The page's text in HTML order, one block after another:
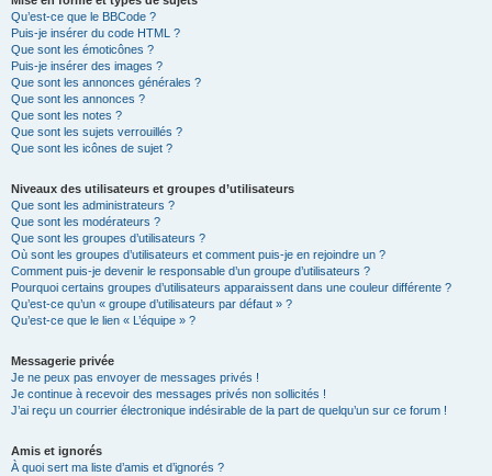
Qu’est-ce que le BBCode ?
Puis-je insérer du code HTML ?
Que sont les émoticônes ?
Puis-je insérer des images ?
Que sont les annonces générales ?
Que sont les annonces ?
Que sont les notes ?
Que sont les sujets verrouillés ?
Que sont les icônes de sujet ?
Niveaux des utilisateurs et groupes d’utilisateurs
Que sont les administrateurs ?
Que sont les modérateurs ?
Que sont les groupes d’utilisateurs ?
Où sont les groupes d’utilisateurs et comment puis-je en rejoindre un ?
Comment puis-je devenir le responsable d’un groupe d’utilisateurs ?
Pourquoi certains groupes d’utilisateurs apparaissent dans une couleur différente ?
Qu’est-ce qu’un « groupe d’utilisateurs par défaut » ?
Qu’est-ce que le lien « L’équipe » ?
Messagerie privée
Je ne peux pas envoyer de messages privés !
Je continue à recevoir des messages privés non sollicités !
J’ai reçu un courrier électronique indésirable de la part de quelqu’un sur ce forum !
Amis et ignorés
À quoi sert ma liste d’amis et d’ignorés ?